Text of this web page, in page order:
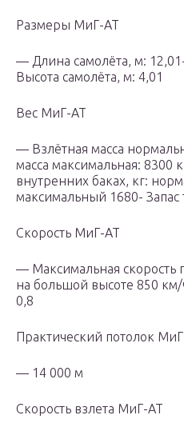
Размеры МиГ-АТ
— Длина самолёта, м:
Высота самолёта, м: 4,01
Вес МиГ-АТ
— Взлётная масса
масса максимальная: 8300
внутренних баках, кг:
максимальный 1680- Запас
Скорость МиГ-АТ
— Максимальная скорость
на большой высоте 850
0,8
Практический потолок
— 14 000 м
Скорость взлета МиГ-АТ